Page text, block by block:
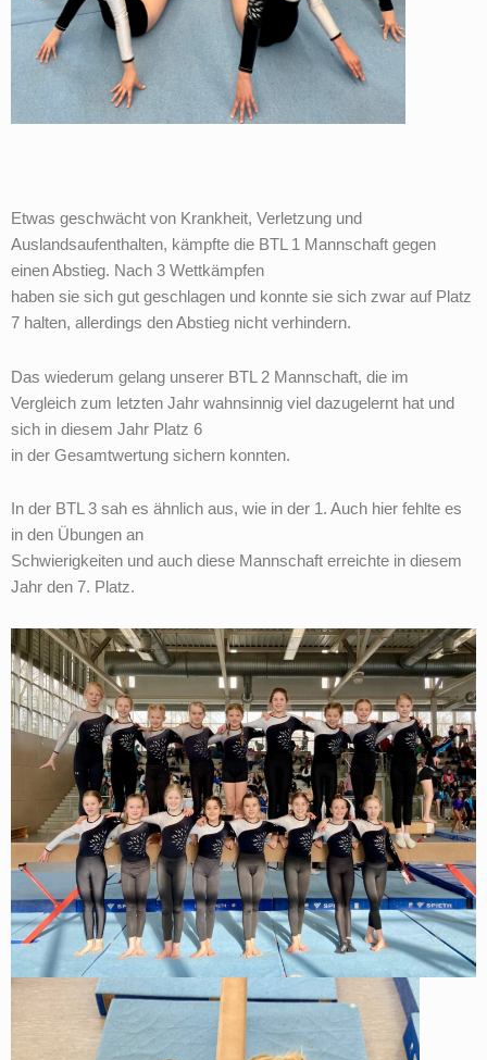
Etwas geschwächt von Krankheit, Verletzung und
Auslandsaufenthalten, kämpfte die BTL 1 Mannschaft gegen
einen Abstieg. Nach 3 Wettkämpfen
haben sie sich gut geschlagen und konnte sie sich zwar auf Platz
7 halten, allerdings den Abstieg nicht verhindern.
Das wiederum gelang unserer BTL 2 Mannschaft, die im
Vergleich zum letzten Jahr wahnsinnig viel dazugelernt hat und
sich in diesem Jahr Platz 6
in der Gesamtwertung sichern konnten.
In der BTL 3 sah es ähnlich aus, wie in der 1. Auch hier fehlte es
in den Übungen an
Schwierigkeiten und auch diese Mannschaft erreichte in diesem
Jahr den 7. Platz.